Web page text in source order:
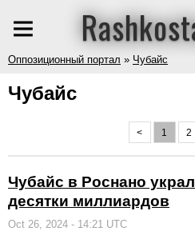
Оппозиционный портал » Чубайс
Чубайс
< 1 2
Чубайс в Роснано украл
десятки миллиардов
Oct 26, 2024 - 14:21 UTC